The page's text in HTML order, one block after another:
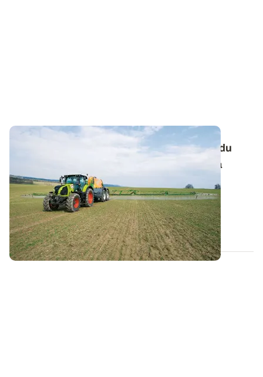
Retournement de céréales : tenir compte du
désherbage d'automne dans le choix de la
nouvelle culture
En cas de réimplantation d'une culture en cours de
campagne, il convient d’être vigilant...
11 FÉVR. 2025